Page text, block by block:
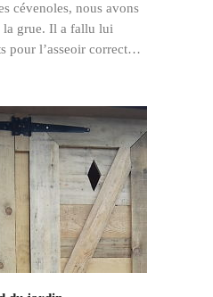
cévenoles, nous avons
la grue. Il a fallu lui
pour l’asseoir correct…